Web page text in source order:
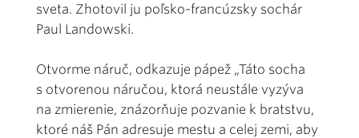
sveta. Zhotovil ju poľsko-francúzsky sochár
Paul Landowski.
Otvorme náruč, odkazuje pápež „Táto socha
s otvorenou náručou, ktorá neustále vyzýva
na zmierenie, znázorňuje pozvanie k bratstvu,
ktoré náš Pán adresuje mestu a celej zemi, aby